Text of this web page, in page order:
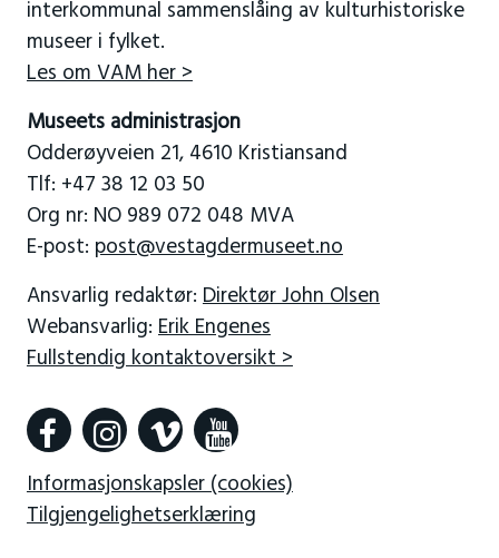
interkommunal sammenslåing av kulturhistoriske
museer i fylket.
Les om VAM her >
Museets administrasjon
Odderøyveien 21, 4610 Kristiansand
Tlf: +47 38 12 03 50
Org nr: NO 989 072 048 MVA
E-post: post@vestagdermuseet.no
Ansvarlig redaktør: Direktør John Olsen
Webansvarlig: Erik Engenes
Fullstendig kontaktoversikt >
Informasjonskapsler (cookies)
Tilgjengelighetserklæring